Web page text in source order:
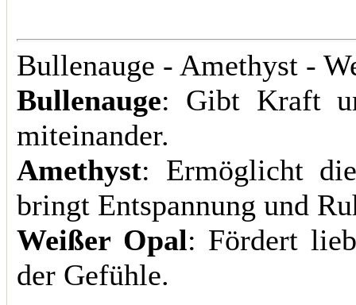
Bullenauge - Amethyst -
Bullenauge: Gibt Kraft
miteinander.
Amethyst: Ermöglicht
bringt Entspannung und
Weißer Opal: Fördert
der Gefühle.